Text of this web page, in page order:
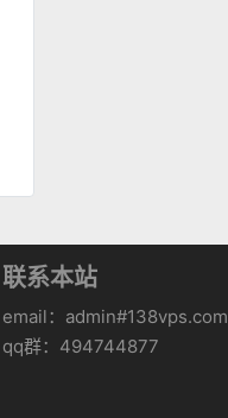
联系本站
email：admin#138vps.com
qq群：494744877